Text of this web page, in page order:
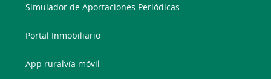
Simulador de Aportaciones Periódicas
Portal Inmobiliario
App ruralvía móvil